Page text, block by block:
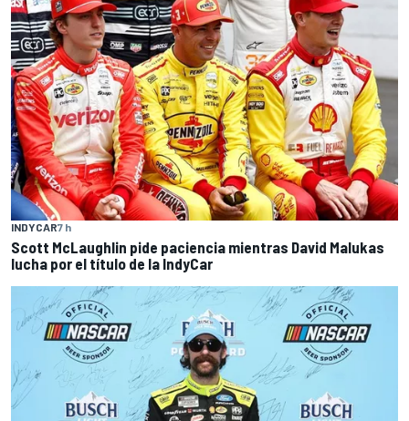
INDYCAR7 h
Scott McLaughlin pide paciencia mientras David Malukas
lucha por el título de la IndyCar